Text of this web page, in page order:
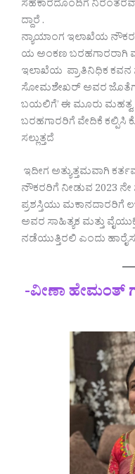
ಸಹಕಾರದೊಂದಿಗೆ
ದ್ದಾರೆ .
ನ್ಯಾಯಾಂಗ ಇಲಾಖೆಯ ನೌಕರ
ಯ ಅಂಕಣ ಬರಹಗಾರರಾಗಿ
ಇಲಾಖೆಯ ಪ್ರಾತಿನಿಧಿಕ ಕವನ
ಸೋಮಶೇಖರ್ ಅವರ
ಬಯಲಿಗೆ’ ಈ ಮೂರು ಮಹತ್ವ
ಬರಹಗಾರರಿಗೆ ವೇದಿಕೆ ಕಲ್ಪಿಸಿ
ಸಲ್ಲುತ್ತದೆ
ಇದೀಗ ಅತ್ಯುತ್ತಮವಾಗಿ
ನೌಕರರಿಗೆ ನೀಡುವ 2023
ಪ್ರಶಸ್ತಿಯು ಮಕಾನದಾರರಿಗೆ
ಅವರ ಸಾಹಿತ್ಯಕ ಮತ್ತು
ನಡೆಯುತ್ತಿರಲಿ ಎಂದು
-ವೀಣಾ